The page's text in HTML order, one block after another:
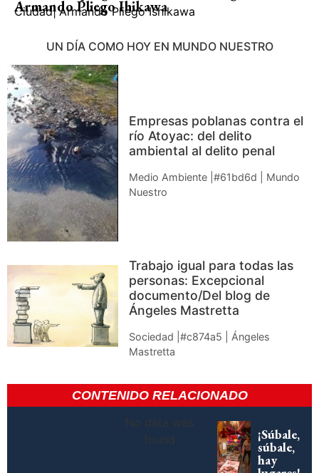
Armando Pliego Ihikawa
Ciudad| Armando Pliego Ishikawa
UN DÍA COMO HOY EN MUNDO NUESTRO
Empresas poblanas contra el
río Atoyac: del delito
ambiental al delito penal
Medio Ambiente |#61bd6d | Mundo
Nuestro
Trabajo igual para todas las
personas: Excepcional
documento/Del blog de
Ángeles Mastretta
Sociedad |#c874a5 | Ángeles
Mastretta
CONTENIDO RELACIONADO
No data was
found
¡Súbale,
súbale,
hay